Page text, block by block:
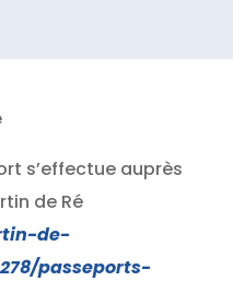
s’effectue auprès
de Ré
de-
passeports-